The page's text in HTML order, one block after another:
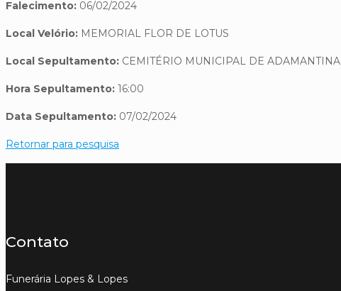
Falecimento: 06/02/2024
Local Velório: MEMORIAL FLOR DE LOTUS
Local Sepultamento: CEMITÉRIO MUNICIPAL DE ADAMANTINA
Hora Sepultamento: 16:00
Data Sepultamento: 07/02/2024
Retornar para pesquisa
Contato
Funerária Lopes & Lopes